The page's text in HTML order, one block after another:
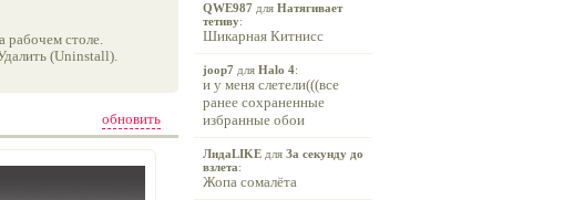
рабочем столе.
(Uninstall).
обновить
QWE987 для Натягивает
тетиву:
Шикарная Китнисс
joop7 для Halo 4:
и у меня слетели(((все
ранее сохраненные
избранные обои
ЛидаLIKE для За секунду до
взлета:
Жопа сомалёта